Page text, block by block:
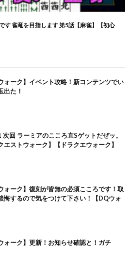
ォーク】イベント攻略！新コンテンツでい
出た！
回 ラーミアのこころ直Sゲットだぜッ。
エストウォーク】【ドラクエウォーク】
ォーク】復刻が皆無の必須こころです！取
悔するので気をつけて下さい！【DQウォ
ォーク】更新！お知らせ確認と！ガチ